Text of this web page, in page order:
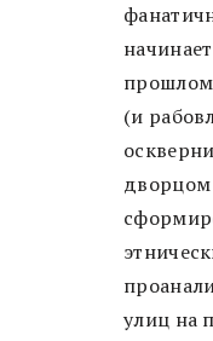
прошлом
(и
дворцом
улиц на